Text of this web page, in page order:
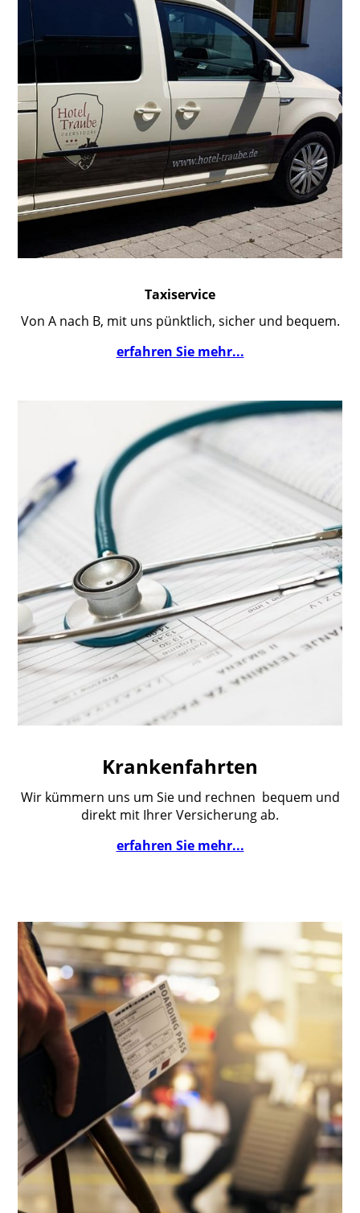
Taxiservice
Von A nach B, mit uns pünktlich, sicher und bequem.
erfahren Sie mehr...
Krankenfahrten
Wir kümmern uns um Sie und rechnen bequem und
direkt mit Ihrer Versicherung ab.
erfahren Sie mehr...